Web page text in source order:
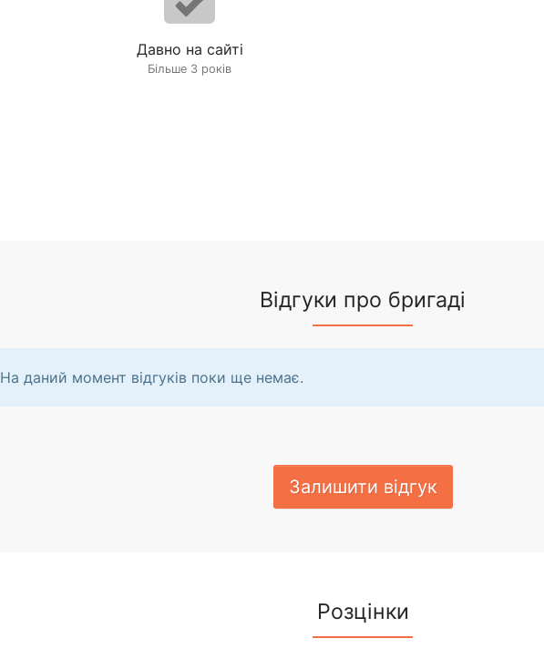
Давно на сайті
Більше 3 років
Відгуки про бригаді
На даний момент відгуків поки ще немає.
Залишити відгук
Розцінки